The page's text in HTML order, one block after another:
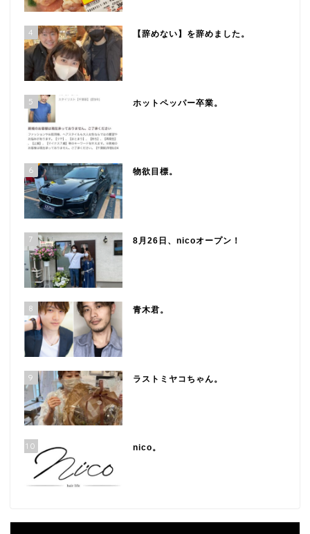
4 【辞めない】を辞めました。
5 ホットペッパー卒業。
6 物欲目標。
7 8月26日、nicoオープン！
8 青木君。
9 ラストミヤコちゃん。
10 nico。